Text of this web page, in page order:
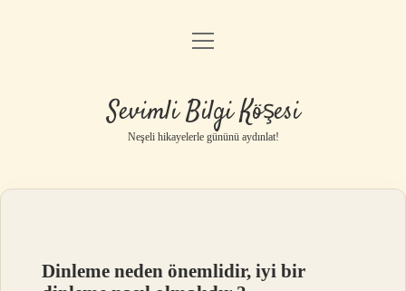
Anasayfa
Yasal Uyarı
menüyü
Sevimli Bilgi Köşesi
Neşeli hikayelerle gününü aydınlat!
Dinleme neden önemlidir, iyi bir